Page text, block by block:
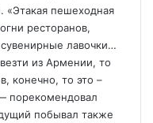
«Этакая пешеходная
ресторанов,
лавочки…
из Армении, то
конечно, то это –
порекомендовал
побывал также